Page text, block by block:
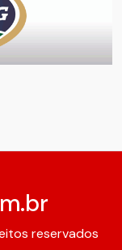
reservados